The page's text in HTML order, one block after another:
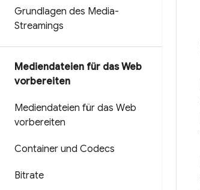
Grundlagen des Media-
Streamings
Mediendateien für das Web
vorbereiten
Mediendateien für das Web
vorbereiten
Container und Codecs
Bitrate